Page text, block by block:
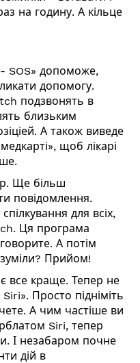
на годину. А кільце
SOS» допоможе,
допомогу.
подзвонять в
близьким
А також виведе
щоб лікарі
Ще більш
повідомлення.
для всіх,
Ця програма
А потім
Прийом!
все краще. Тепер не
Просто підніміть
А чим частіше ви
Siri, тепер
І незабаром почне
дій в